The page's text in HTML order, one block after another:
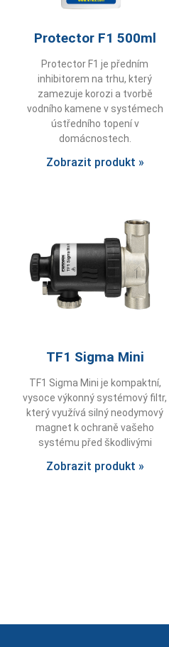
Protector F1 500ml
Protector F1 je předním
inhibitorem na trhu, který
zamezuje korozi a tvorbě
vodního kamene v systémech
ústředního topení v
domácnostech.
Zobrazit produkt »
TF1 Sigma Mini
TF1 Sigma Mini je kompaktní,
vysoce výkonný systémový filtr,
který využívá silný neodymový
magnet k ochraně vašeho
systému před škodlivými
Zobrazit produkt »